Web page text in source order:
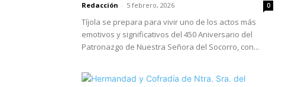
Redacción - 5 febrero, 2026 0
Tíjola se prepara para vivir uno de los actos más
emotivos y significativos del 450 Aniversario del
Patronazgo de Nuestra Señora del Socorro, con...